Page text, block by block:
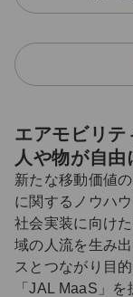
エアモビリテ
人や物が自
新たな移動価値
に関するノウハ
社会実装に向け
域の人流を生み
スとつながり目
「JAL MaaS」を